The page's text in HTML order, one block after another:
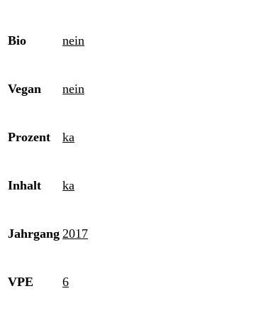
Bio nein
Vegan nein
Prozent ka
Inhalt ka
Jahrgang 2017
VPE 6